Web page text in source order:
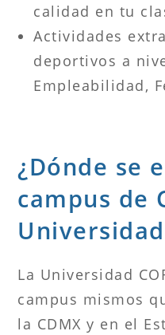
calidad en tu
Actividades
deportivos a
Empleabilidad,
¿Dónde se
campus de
La Universidad
campus mismos
la CDMX y en el